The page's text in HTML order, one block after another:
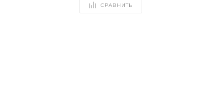
СРАВНИТЬ